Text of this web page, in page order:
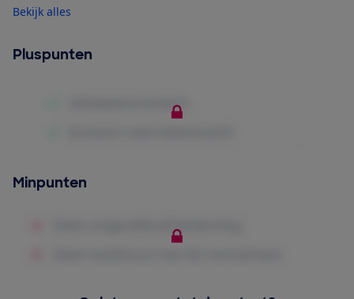
Bekijk alles
Pluspunten
Minpunten